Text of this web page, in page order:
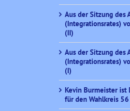
Aus der Sitzung des
(Integrationsrates)
(II)
Aus der Sitzung des
(Integrationsrates)
(I)
Kevin Burmeister ist
für den Wahlkreis